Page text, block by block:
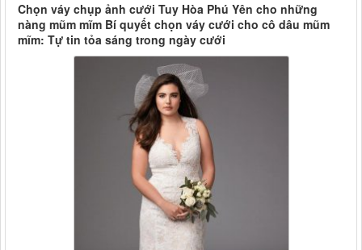
Chọn váy chụp ảnh cưới Tuy Hòa Phú Yên cho những
nàng mũm mĩm Bí quyết chọn váy cưới cho cô dâu mũm
mĩm: Tự tin tỏa sáng trong ngày cưới